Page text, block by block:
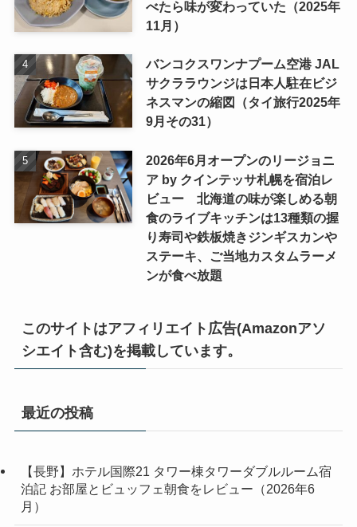
べたら味が変わっていた（2025年
11月）
バンコクスワンナプーム空港 JAL
サクララウンジは日本人駐在ビジ
ネスマンの縮図（タイ旅行2025年
9月その31）
2026年6月オープンのリージョニ
ア by クインテッサ札幌を宿泊レ
ビュー 北海道の味が楽しめる朝
食のライブキッチンは13種類の握
り寿司や鉄板焼きジンギスカンや
ステーキ、ご当地カスタムラーメ
ンが食べ放題
このサイトはアフィリエイト広告(Amazonアソ
シエイト含む)を掲載しています。
最近の投稿
【長野】ホテル国際21 タワー棟タワーダブルルーム宿
泊記 お部屋とビュッフェ朝食をレビュー（2026年6
月）